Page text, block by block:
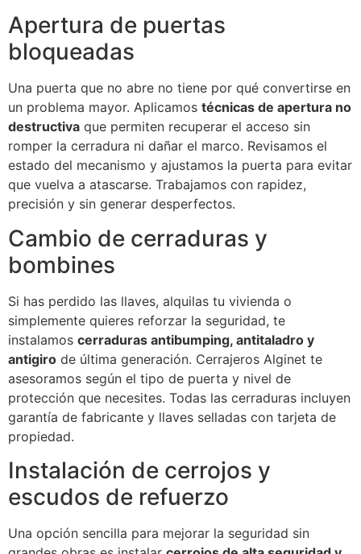
Apertura de puertas
bloqueadas
Una puerta que no abre no tiene por qué convertirse en
un problema mayor. Aplicamos técnicas de apertura no
destructiva que permiten recuperar el acceso sin
romper la cerradura ni dañar el marco. Revisamos el
estado del mecanismo y ajustamos la puerta para evitar
que vuelva a atascarse. Trabajamos con rapidez,
precisión y sin generar desperfectos.
Cambio de cerraduras y
bombines
Si has perdido las llaves, alquilas tu vivienda o
simplemente quieres reforzar la seguridad, te
instalamos cerraduras antibumping, antitaladro y
antigiro de última generación. Cerrajeros Alginet te
asesoramos según el tipo de puerta y nivel de
protección que necesites. Todas las cerraduras incluyen
garantía de fabricante y llaves selladas con tarjeta de
propiedad.
Instalación de cerrojos y
escudos de refuerzo
Una opción sencilla para mejorar la seguridad sin